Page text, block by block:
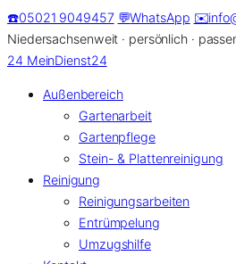
Zum
Inhalt
springen
☎️05021 9049457 💬WhatsApp ✉️
Niedersachsenweit · persönlich ·
24 MeinDienst24
Außenbereich
Gartenarbeit
Gartenpflege
Stein- & Plattenreinigung
Reinigung
Reinigungsarbeiten
Entrümpelung
Umzugshilfe